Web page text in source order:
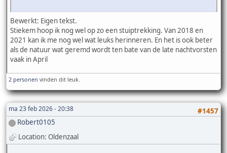
Bewerkt: Eigen tekst.
Stiekem hoop ik nog wel op zo een stuiptrekking. Van 2018 en
2021 kan ik me nog wel wat leuks herinneren. En het is ook beter
als de natuur wat geremd wordt ten bate van de late nachtvorsten
vaak in April
2 personen vinden dit leuk.
ma 23 feb 2026 - 20:38
#1457
Robert0105
Location: Oldenzaal